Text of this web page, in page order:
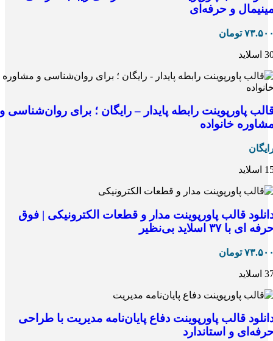
و حرفه‌ای
تومان
اسلاید
پاورپوینت رابطه پایدار – رایگان ؛ برای روان‌شناسی و
خانواده
قالب پاورپوینت مدار و قطعات الکترونیکی | فوق
ای با ۳۷ اسلاید بی‌نظیر
تومان
اسلاید
قالب پاورپوینت دفاع پایان‌نامه مدیریت با طراحی
و استاندارد